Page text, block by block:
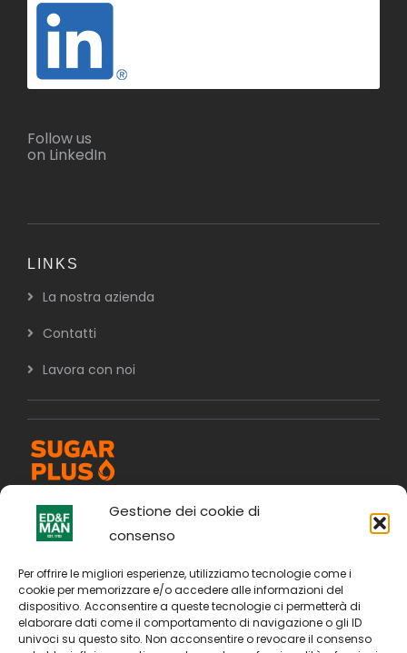
Gestione dei cookie di
consenso
Per offrire le migliori esperienze, utilizziamo tecnologie come i
cookie per memorizzare e/o accedere alle informazioni del
dispositivo. Acconsentire a queste tecnologie ci permetterà di
elaborare dati come il comportamento di navigazione o gli ID
univoci su questo sito. Non acconsentire o revocare il consenso
Follow us
on LinkedIn
LINKS
La nostra azienda
Contatti
Lavora con noi